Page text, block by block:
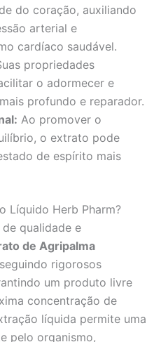
do coração, auxiliando
arterial e
cardíaco saudável.
propriedades
o adormecer e
profundo e reparador.
Ao promover o
o extrato pode
de espírito mais
Líquido Herb Pharm?
qualidade e
de Agripalma
rigorosos
um produto livre
concentração de
líquida permite uma
pelo organismo,